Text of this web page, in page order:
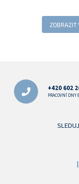
ZOBRAZIT
+420 602
PRACOVNÍ DNY